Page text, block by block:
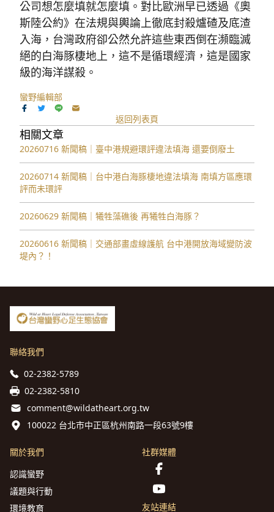
公司想怎麼填就怎麼填。對比歐洲早已透過《奧
斯陸公約》在法規與輿論上徹底封殺爐碴及底渣
入海，台灣政府卻公然允許這些東西倒在瀕臨滅
絕的白海豚棲地上，這不是循環經濟，這是國家
級的海洋謀殺。
蠻野編輯部
返回列表頁
相關文章
20260716 新聞稿｜臺中港規避環評違法填海 還要倒廢土
20260714 新聞稿｜台中港白海豚棲地違法填海 南填方區應環
評而未環評
20260629 新聞稿｜犧牲藻礁後 再犧牲白海豚？
20260616 新聞稿｜交通部畫虛線護航 台中港開放海域變防波
堤內？！
聯絡我們
02-2382-5789
02-2382-5810
comment@wildatheart.org.tw
100022 台北市中正區杭州南路一段63號9樓
關於我們
認識蠻野
議題與行動
環境教育
社群媒體
友站連結